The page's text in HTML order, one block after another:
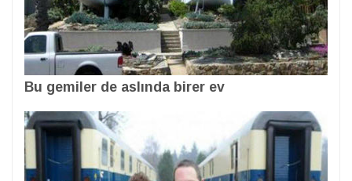
Bu gemiler de aslında birer ev